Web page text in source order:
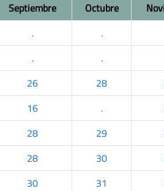
Septiembre Octubre
. .
. .
26 28
16 .
28 29
28 30
30 31